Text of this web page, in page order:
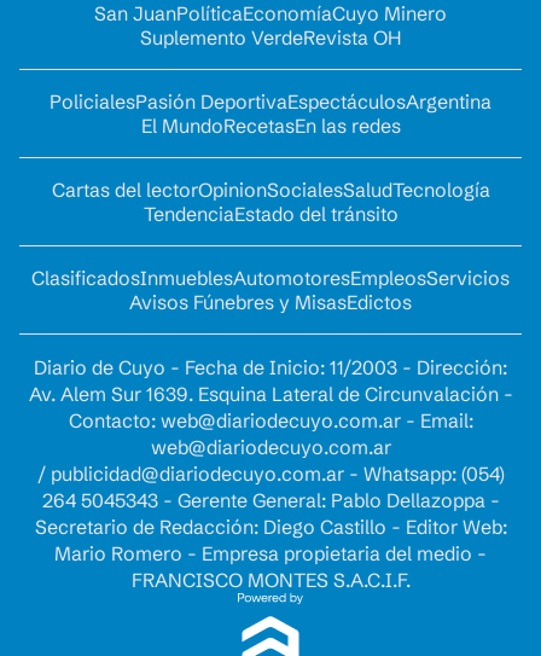
San JuanPolíticaEconomíaCuyo Minero
Suplemento VerdeRevista OH
PolicialesPasión DeportivaEspectáculosArgentina
El MundoRecetasEn las redes
Cartas del lectorOpinionSocialesSaludTecnología
TendenciaEstado del tránsito
ClasificadosInmueblesAutomotoresEmpleosServicios
Avisos Fúnebres y MisasEdictos
Diario de Cuyo - Fecha de Inicio: 11/2003 - Dirección:
Av. Alem Sur 1639. Esquina Lateral de Circunvalación -
Contacto: web@diariodecuyo.com.ar- Email:
web@diariodecuyo.com.ar
/ publicidad@diariodecuyo.com.ar- Whatsapp: (054)
264 5045343 - Gerente General: Pablo Dellazoppa -
Secretario de Redacción: Diego Castillo - Editor Web:
Mario Romero - Empresa propietaria del medio -
FRANCISCO MONTES S.A.C.I.F.